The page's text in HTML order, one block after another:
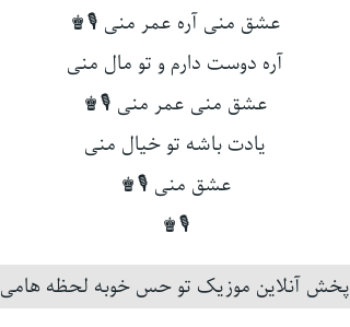
عشق منی آره عمر منی 🎙♚
آره دوست دارم و تو مال منی
عشق منی عمر منی 🎙♚
یادت باشه تو خیال منی
عشق منی 🎙♚
🎙♚
پخش آنلاین موزیک تو حس خوبه لحظه هامی